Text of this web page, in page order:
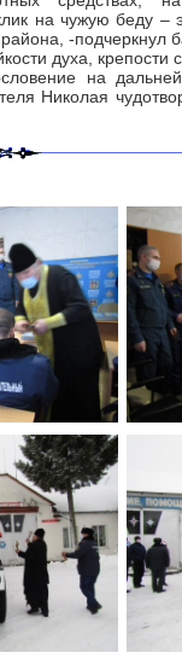
на чужую беду –
-подчеркнул
духа, крепости
на
Николая